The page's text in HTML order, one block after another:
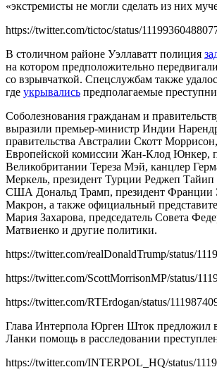
«экстремисты не могли сделать из них
https://twitter.com/tictoc/status/
В столичном районе Уэллаватт полиция
на котором предположительно
со взрывчаткой. Спецслужбам также
где укрывались предполагаемые
Соболезнования гражданам и
выразили премьер-министр Индии
правительства Австралии Скотт
Европейской комиссии Жан-Клод Юнкер,
Великобритании Тереза Мэй, канцлер
Меркель, президент Турции Реджеп Тайип
США Дональд Трамп, президент Франции
Макрон, а также официальный
Мария Захарова, председатель Совета
Матвиенко и другие политики.
https://twitter.com/realDonaldTrump/status/
https://twitter.com/ScottMorrisonMP/status/
https://twitter.com/RTErdogan/status/
Глава Интерпола Юрген Шток предложил
Ланки помощь в расследовании
https://twitter.com/INTERPOL_HQ/status/